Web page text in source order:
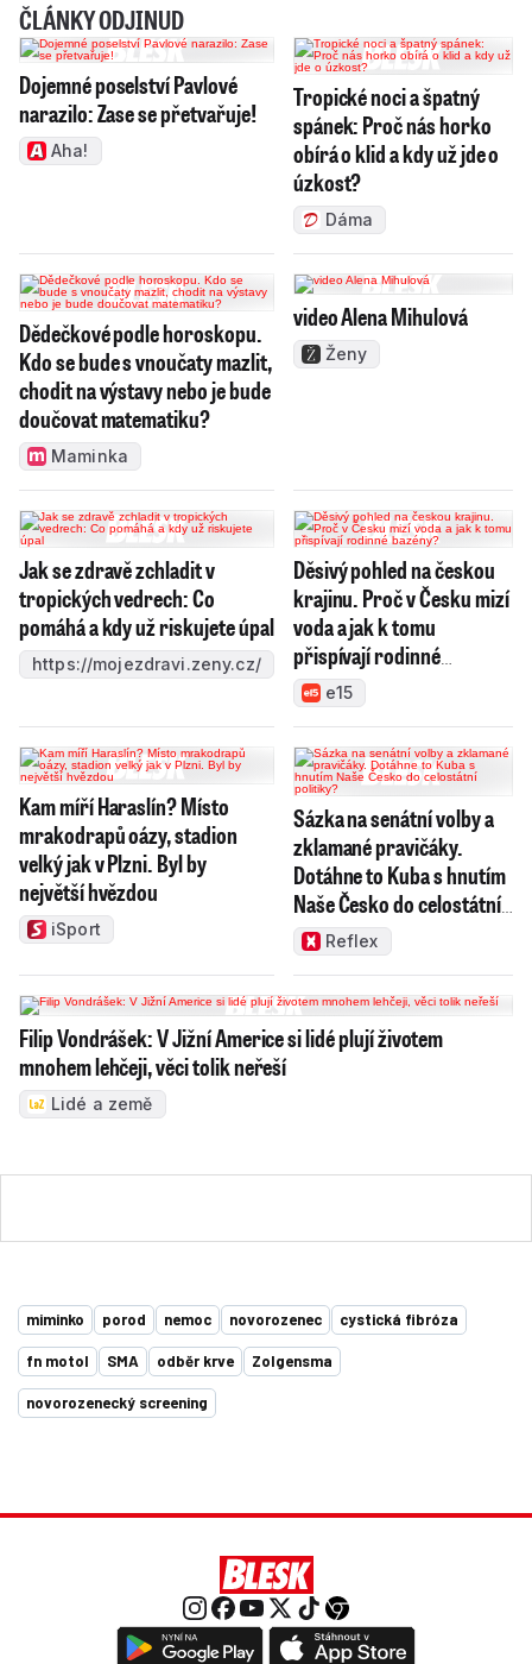
ČLÁNKY ODJINUD
Dojemné poselství Pavlové
narazilo: Zase se přetvařuje!
Aha!
Tropické noci a špatný
spánek: Proč nás horko
obírá o klid a kdy už jde o
úzkost?
Dáma
Dědečkové podle horoskopu.
Kdo se bude s vnoučaty mazlit,
chodit na výstavy nebo je bude
doučovat matematiku?
Maminka
video Alena Mihulová
Ženy
Jak se zdravě zchladit v
tropických vedrech: Co
pomáhá a kdy už riskujete úpal
https://mojezdravi.zeny.cz/
Děsivý pohled na českou
krajinu. Proč v Česku mizí
voda a jak k tomu
přispívají rodinné
bazény?
e15
Kam míří Haraslín? Místo
mrakodrapů oázy, stadion
velký jak v Plzni. Byl by
největší hvězdou
iSport
Sázka na senátní volby a
zklamané pravičáky.
Dotáhne to Kuba s hnutím
Naše Česko do celostátní
politiky?
Reflex
Filip Vondrášek: V Jižní Americe si lidé plují životem
mnohem lehčeji, věci tolik neřeší
Lidé a země
miminko porod nemoc novorozenec cystická fibróza
fn motol SMA odběr krve Zolgensma
novorozenecký screening